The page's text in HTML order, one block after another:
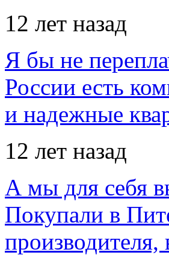
12 лет назад
Я бы не
России есть
и надежные
12 лет назад
А мы для себя
Покупали в